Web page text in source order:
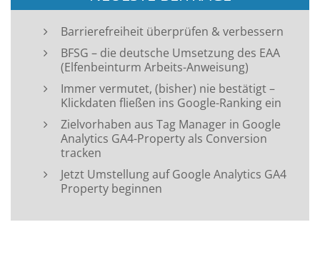
Barrierefreiheit überprüfen & verbessern
BFSG – die deutsche Umsetzung des EAA
(Elfenbeinturm Arbeits-Anweisung)
Immer vermutet, (bisher) nie bestätigt –
Klickdaten fließen ins Google-Ranking ein
Zielvorhaben aus Tag Manager in Google
Analytics GA4-Property als Conversion
tracken
Jetzt Umstellung auf Google Analytics GA4
Property beginnen